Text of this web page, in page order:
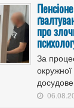
про
За